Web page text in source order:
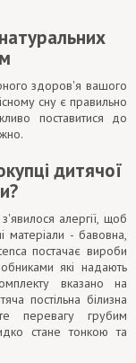
здоров'я вашого
сну є правильно
поставитися до
дитячої
алергії, щоб
матеріали - бавовна,
постачає вироби
які надають
вказано на
постільна білизна
перевагу грубим
стане тонкою та